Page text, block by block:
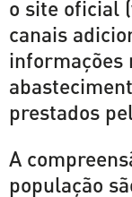
o site oficial (
canais
informações
prestados
A
população